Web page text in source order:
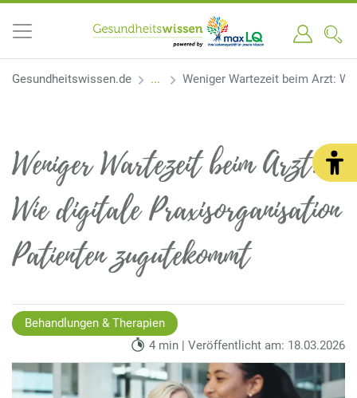
Gesundheitswissen.de Weniger Wartezeit beim Arzt:
Weniger Wartezeit beim Arzt:
Wie digitale Praxisorganisation
Patienten zugutekommt
Behandlungen & Therapien
4 min | Veröffentlicht am: 18.03.2026